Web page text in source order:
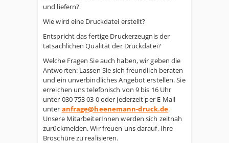
und liefern?
Wie wird eine Druckdatei erstellt?
Entspricht das fertige Druckerzeugnis der
tatsächlichen Qualität der Druckdatei?
Welche Fragen Sie auch haben, wir geben die
Antworten: Lassen Sie sich freundlich beraten
und ein unverbindliches Angebot erstellen. Sie
erreichen uns telefonisch von 9 bis 16 Uhr
unter 030 753 03 0 oder jederzeit per E-Mail
unter anfrage@heenemann-druck.de.
Unsere MitarbeiterInnen werden sich zeitnah
zurückmelden. Wir freuen uns darauf, Ihre
Broschüre zu realisieren.